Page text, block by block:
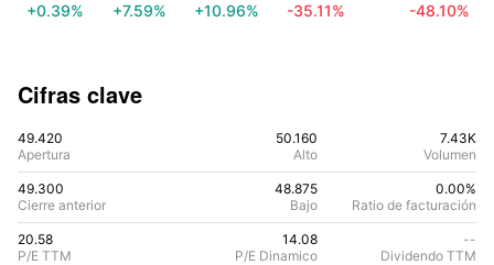
+0.39%
+7.59%
+10.96%
-35.11%
-48.10%
Cifras clave
49.420
Apertura
50.160
Alto
7.43K
Volumen
20.58
P/E TTM
14.08
P/E Dinamico
--
Dividendo TTM
0.00%
Ratio de facturación
49.300
Cierre anterior
48.875
Bajo